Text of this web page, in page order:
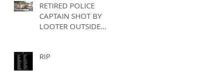
RETIRED POLICE
CAPTAIN SHOT BY
LOOTER OUTSIDE
RIP